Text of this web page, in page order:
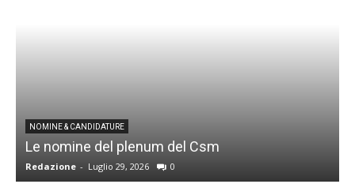
NOMINE & CANDIDATURE
Le nomine del plenum del Csm
Redazione - Luglio 29, 2026 0